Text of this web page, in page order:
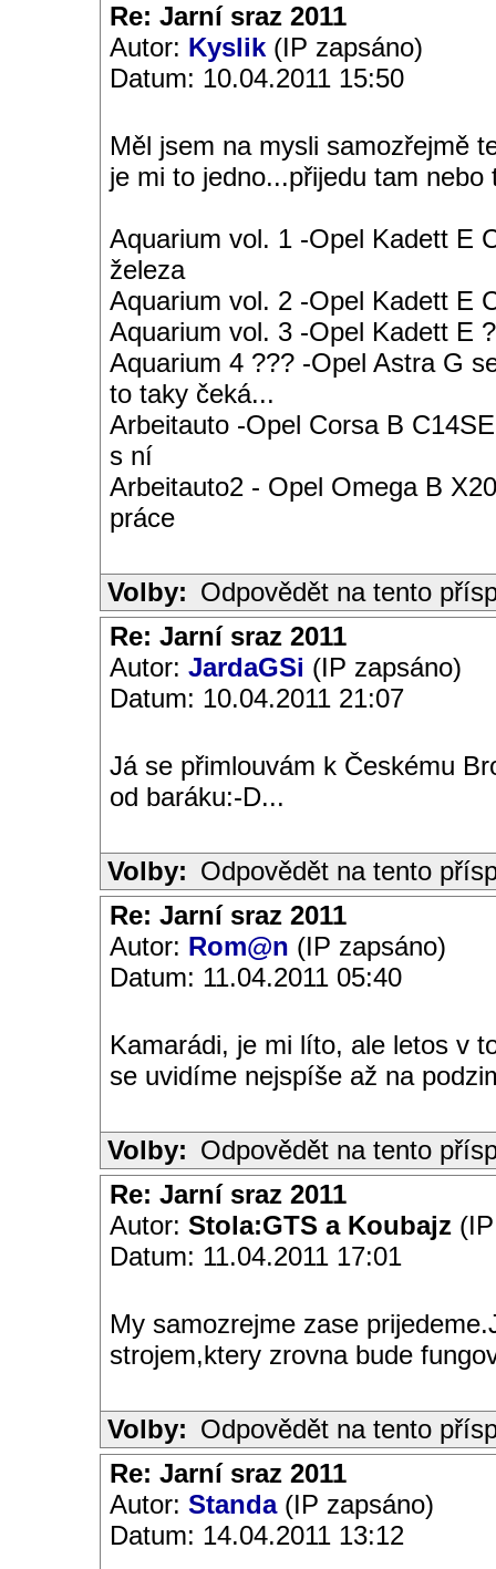
Re: Jarní sraz 2011
Autor: Kyslik (IP zapsáno)
Datum: 10.04.2011 15:50
Měl jsem na mysli samozřejmě
je mi to jedno...přijedu tam
Aquarium vol. 1 -Opel Kadett E
železa
Aquarium vol. 2 -Opel Kadett E
Aquarium vol. 3 -Opel Kadett E
Aquarium 4 ??? -Opel Astra G
to taky čeká...
Arbeitauto -Opel Corsa B
s ní
Arbeitauto2 - Opel Omega B
práce
Volby: Odpovědět na tento
Re: Jarní sraz 2011
Autor: JardaGSi (IP zapsáno)
Datum: 10.04.2011 21:07
Já se přimlouvám k Českému
od baráku:-D...
Volby: Odpovědět na tento
Re: Jarní sraz 2011
Autor: Rom@n (IP zapsáno)
Datum: 11.04.2011 05:40
Kamarádi, je mi líto, ale letos v
se uvidíme nejspíše až na
Volby: Odpovědět na tento
Re: Jarní sraz 2011
Autor: Stola:GTS a Koubajz
Datum: 11.04.2011 17:01
My samozrejme zase
strojem,ktery zrovna bude
Volby: Odpovědět na tento
Re: Jarní sraz 2011
Autor: Standa(IP zapsáno)
Datum: 14.04.2011 13:12